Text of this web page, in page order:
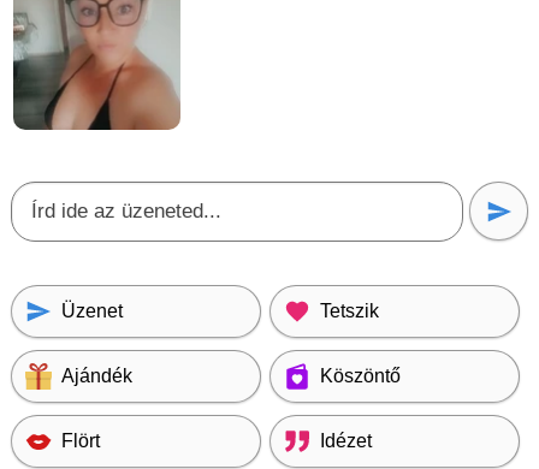
Üzenet Tetszik
Ajándék Köszöntő
Flört Idézet